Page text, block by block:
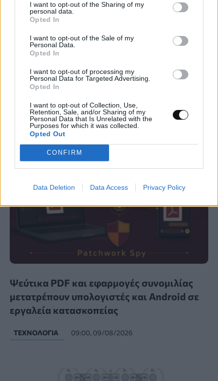
I want to opt-out of the Sharing of my
personal data.
Opted In
I want to opt-out of the Sale of my
Personal Data.
Opted In
I want to opt-out of processing my
Personal Data for Targeted Advertising.
Opted In
I want to opt-out of Collection, Use,
Retention, Sale, and/or Sharing of my
Personal Data that Is Unrelated with the
Purposes for which it was collected.
Opted Out
CONFIRM
Data Deletion Data Access Privacy Policy
Νέα τεχνική αποκαλύπτει με ακρίβεια
νανομέτρου τη συμπεριφορά 2D υλικών
ΕΠΙΣΤΉΜΗ 11:00, 09/08/2026
Ψεύτικα PDF και εφαρμογές συνομιλίας
μετατρέπουν υπολογιστές και Android σε
εργαλεία κατασκοπείας
ΤΕΧΝΟΛΟΓΊΑ 09:00, 09/08/2026